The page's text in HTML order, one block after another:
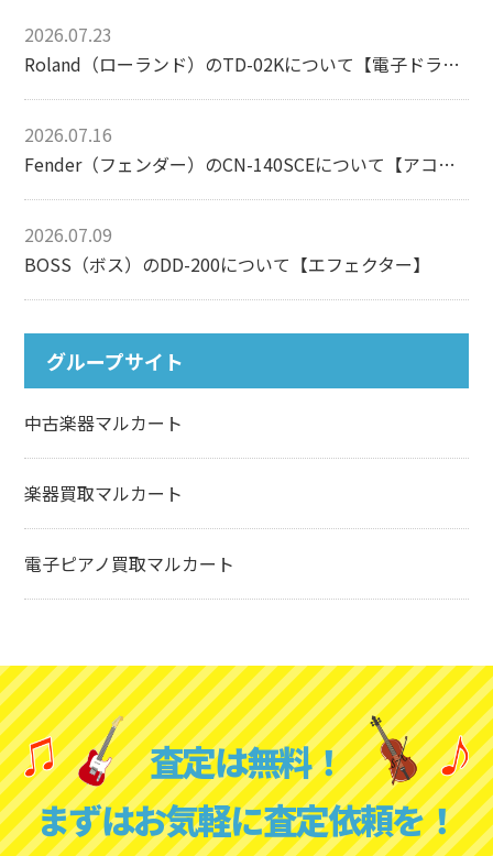
2026.07.23
Roland（ローランド）のTD-02Kについて【電子ドラム】
2026.07.16
Fender（フェンダー）のCN-140SCEについて【アコースティックギター】
2026.07.09
BOSS（ボス）のDD-200について【エフェクター】
グループサイト
中古楽器マルカート
楽器買取マルカート
電子ピアノ買取マルカート
査定は無料！
まずはお気軽に査定依頼を！